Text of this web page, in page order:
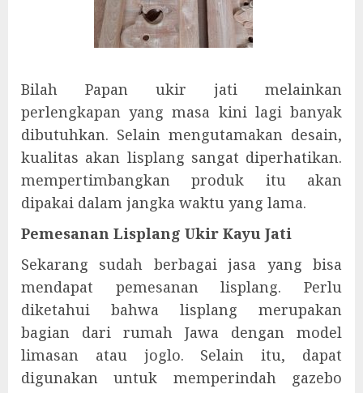
Bilah Papan ukir jati melainkan
perlengkapan yang masa kini lagi banyak
dibutuhkan. Selain mengutamakan desain,
kualitas akan lisplang sangat diperhatikan.
mempertimbangkan produk itu akan
dipakai dalam jangka waktu yang lama.
Pemesanan Lisplang Ukir Kayu Jati
Sekarang sudah berbagai jasa yang bisa
mendapat pemesanan lisplang. Perlu
diketahui bahwa lisplang merupakan
bagian dari rumah Jawa dengan model
limasan atau joglo. Selain itu, dapat
digunakan untuk memperindah gazebo